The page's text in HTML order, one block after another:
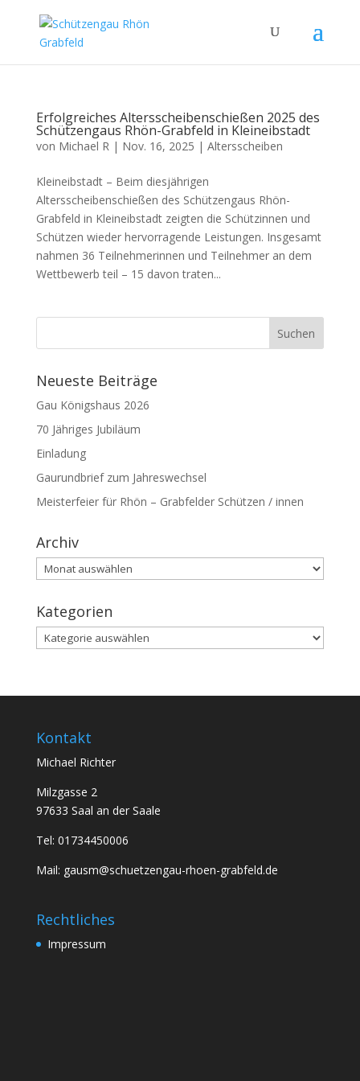
Erfolgreiches Altersscheibenschießen 2025 des
Schützengaus Rhön-Grabfeld in Kleineibstadt
von Michael R| Nov. 16, 2025 | Altersscheiben
Kleineibstadt – Beim diesjährigen
Altersscheibenschießen des Schützengaus Rhön-
Grabfeld in Kleineibstadt zeigten die Schützinnen und
Schützen wieder hervorragende Leistungen. Insgesamt
nahmen 36 Teilnehmerinnen und Teilnehmer an dem
Wettbewerb teil – 15 davon traten...
Neueste Beiträge
Gau Königshaus 2026
70 Jähriges Jubiläum
Einladung
Gaurundbrief zum Jahreswechsel
Meisterfeier für Rhön – Grabfelder Schützen / innen
Archiv
Archiv
Kategorien
Kategorien
Kontakt
Michael Richter
Milzgasse 2
97633 Saal an der Saale
Tel: 01734450006
Mail: gausm@schuetzengau-rhoen-grabfeld.de
Rechtliches
Impressum